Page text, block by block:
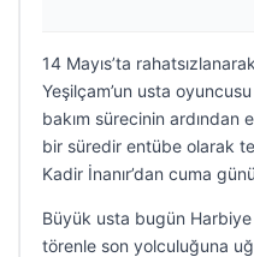
14 Mayıs’ta
Yeşilçam’un usta
bakım sürecinin
bir süredir entübe olarak
Kadir İnanır’dan cuma
Büyük usta bugün
törenle son yolculuğuna